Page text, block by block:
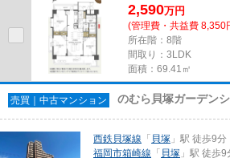
2,590万円
(管理費・共益費 8,350
所在階：8階
間取り：3LDK
面積：69.41㎡
売買｜中古マンション のむら貝塚ガーデン
西鉄貝塚線 「 貝塚 」駅 徒歩9分
福岡市箱崎線 「 貝塚 」駅 徒歩9